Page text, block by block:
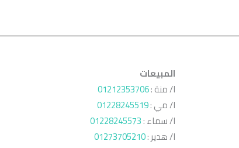
المبيعات
ا/ منة :01212353706
ا/ مي :01228245519
ا/ سماء :01228245573
ا/ هدير :01273705210